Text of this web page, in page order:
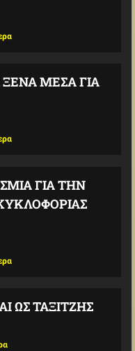
ΜΈΣΑ ΓΙΑ
ΓΙΑ ΤΗΝ
ΩΣ ΤΑΞΙΤΖΉΣ